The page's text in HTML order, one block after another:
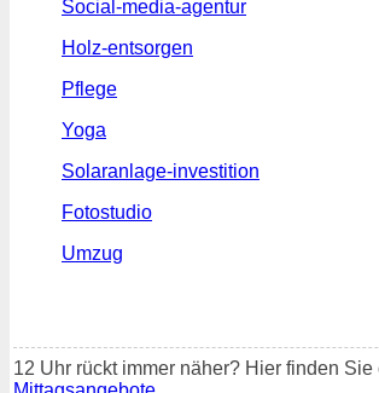
Social-media-agentur
Holz-entsorgen
Pflege
Yoga
Solaranlage-investition
Fotostudio
Umzug
12 Uhr rückt immer näher? Hier finden